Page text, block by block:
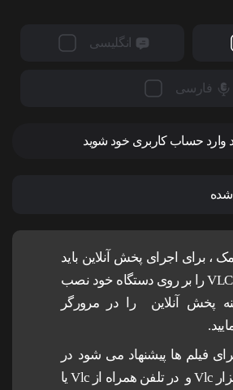
انگلیسی
فارسی
وارد حساب کاربری خود شوید
شده
، برای اجرای پخش آنلاین باید
نرم افزار VLC Player را بر روی دستگاه خود نصب
پخش آنلاین را در مرورگر
فیلم ها پیشنهاد می شود در
کامپیوتر از نرم افزار Vlc و در تلفن همراه از Vlc یا